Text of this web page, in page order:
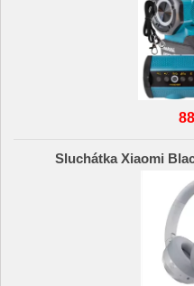
Sluchátka Xiaomi